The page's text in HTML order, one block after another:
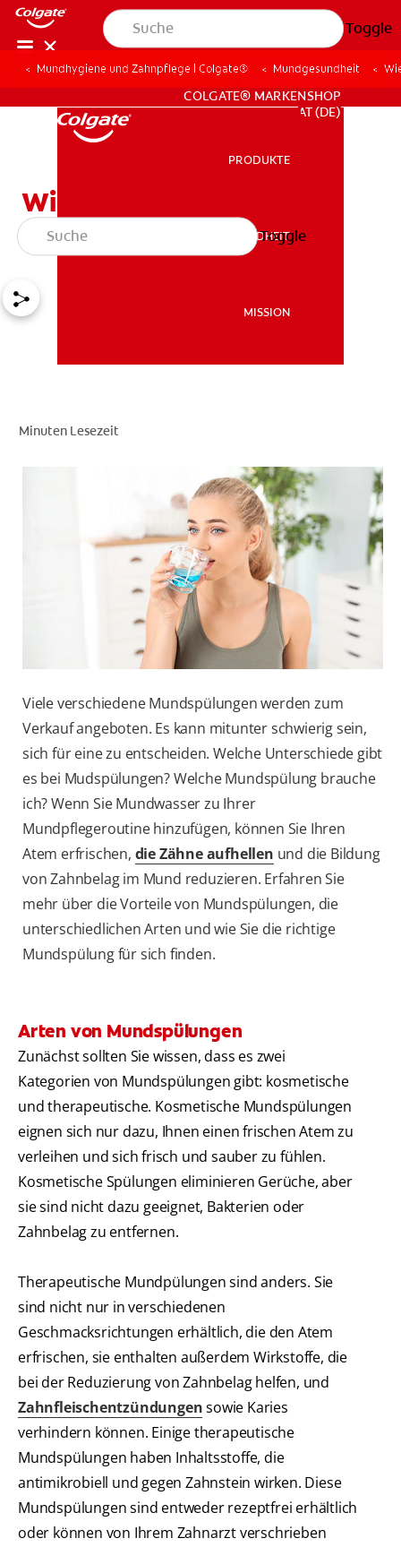
Toggle
MISSION
FÜR FACHKREISE
COLGATE® MARKENSHOP
AT (DE)
FÜR FACHKREISE
COLGATE® MARKENSHOP
AT (DE)
PRODUKTE
MUNDGESUNDHEIT
MISSION
Toggle
Mundhygiene und Zahnpflege | Colgate® Mundgesundheit
Wie funktioniert
Mundspülung?
Minuten Lesezeit
Viele verschiedene Mundspülungen werden zum
Verkauf angeboten. Es kann mitunter schwierig sein,
sich für eine zu entscheiden. Welche Unterschiede gibt
es bei Mudspülungen? Welche Mundspülung brauche
ich? Wenn Sie Mundwasser zu Ihrer
Mundpflegeroutine hinzufügen, können Sie Ihren
Atem erfrischen, die Zähne aufhellen und die Bildung
von Zahnbelag im Mund reduzieren. Erfahren Sie
mehr über die Vorteile von Mundspülungen, die
unterschiedlichen Arten und wie Sie die richtige
Mundspülung für sich finden.
Arten von Mundspülungen
Zunächst sollten Sie wissen, dass es zwei
Kategorien von Mundspülungen gibt: kosmetische
und therapeutische. Kosmetische Mundspülungen
eignen sich nur dazu, Ihnen einen frischen Atem zu
verleihen und sich frisch und sauber zu fühlen.
Kosmetische Spülungen eliminieren Gerüche, aber
sie sind nicht dazu geeignet, Bakterien oder
Zahnbelag zu entfernen.
Therapeutische Mundpülungen sind anders. Sie
sind nicht nur in verschiedenen
Geschmacksrichtungen erhältlich, die den Atem
erfrischen, sie enthalten außerdem Wirkstoffe, die
bei der Reduzierung von Zahnbelag helfen, und
Zahnfleischentzündungensowie Karies
verhindern können. Einige therapeutische
Mundspülungen haben Inhaltsstoffe, die
antimikrobiell und gegen Zahnstein wirken. Diese
Mundspülungen sind entweder rezeptfrei erhältlich
oder können von Ihrem Zahnarzt verschrieben